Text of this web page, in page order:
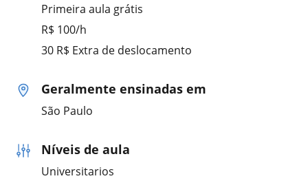
Primeira aula grátis
R$ 100/h
30 R$ Extra de deslocamento
Geralmente ensinadas em
São Paulo
Níveis de aula
Universitarios